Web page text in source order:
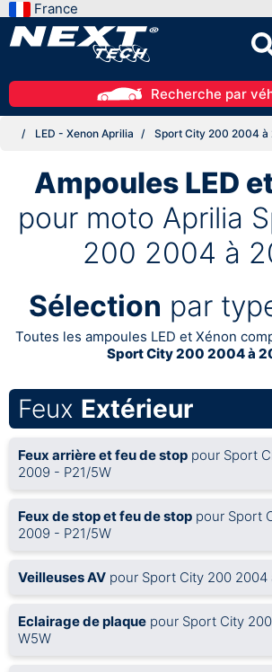
France
Recherche par
LED - Xenon Aprilia Sport City 200 2004 à
Ampoules LED
pour moto Aprilia
200 2004 à
Sélection par
Toutes les ampoules LED et Xénon
Sport City 200 2004 à
Feux Extérieur
Feux arrière et feu de stop pour Sport
2009 - P21/5W
Feux de stop et feu de stop pour Sport
2009 - P21/5W
Veilleuses AV pour Sport City 200 2004
Eclairage de plaque pour Sport City
W5W